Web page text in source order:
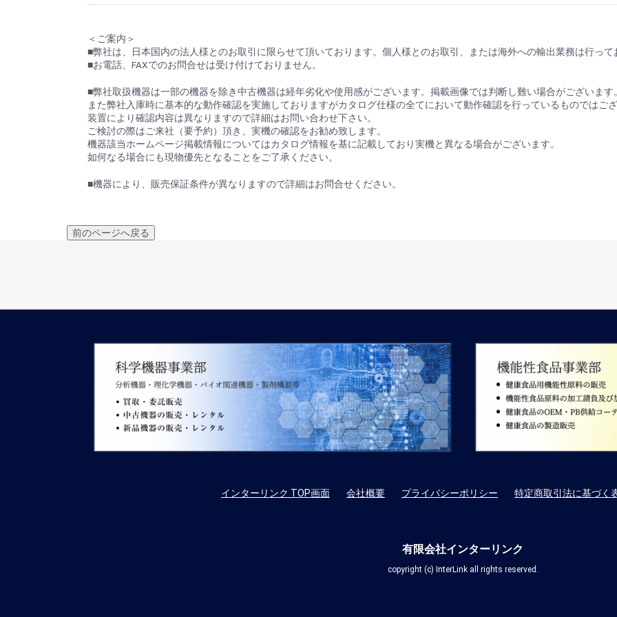
＜ご案内＞
■弊社は、日本国内の法人様とのお取引に限らせて頂いております。個人様とのお取引、または海外への輸出業務は行って
■お電話、FAXでのお問合せは受け付けておりません。
■弊社取扱機器は一部の機器を除き中古機器は経年劣化や使用感がございます。掲載画像では判断し難い場合がございます。
また弊社入庫時に基本的な動作確認を実施しておりますがカタログ仕様の全てにおいて動作確認を行っているものではござ
装置により確認内容は異なりますので詳細はお問い合わせ下さい。
ご検討の際はご来社（要予約）頂き、実機の確認をお勧め致します。
機器該当ホームページ掲載情報についてはカタログ情報を基に記載しており実機と異なる場合がございます。
如何なる場合にも現物優先となることをご了承ください。
■機器により、販売保証条件が異なりますので詳細はお問合せください。
前のページへ戻る
インターリンク TOP画面 会社概要 プライバシーポリシー 特定商取引法に基づく
有限会社インターリンク
copyright (c) InterLink all rights reserved.